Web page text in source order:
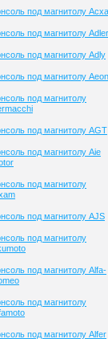
под магнитолу Acxa
под магнитолу Adler
под магнитолу Adly
под магнитолу Aeon
под магнитолу
под магнитолу AGT
под магнитолу Aie
под магнитолу
под магнитолу AJS
под магнитолу
под магнитолу Alfa-
под магнитолу
под магнитолу Alfer